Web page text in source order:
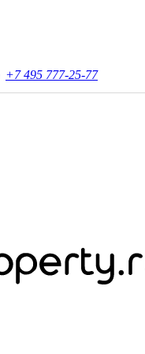
+7 495 777-25-77